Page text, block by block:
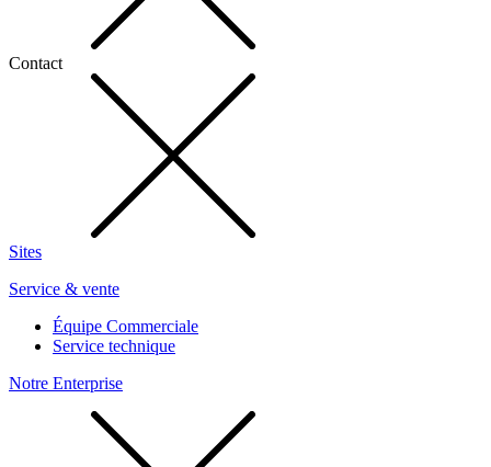
Contact
Sites
Service & vente
Équipe Commerciale
Service technique
Notre Enterprise